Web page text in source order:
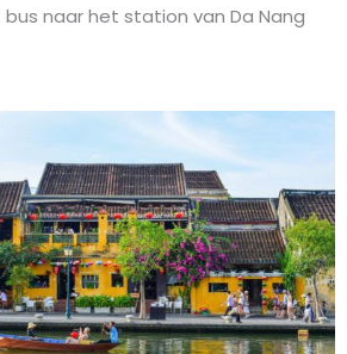
naar het station van Da Nang